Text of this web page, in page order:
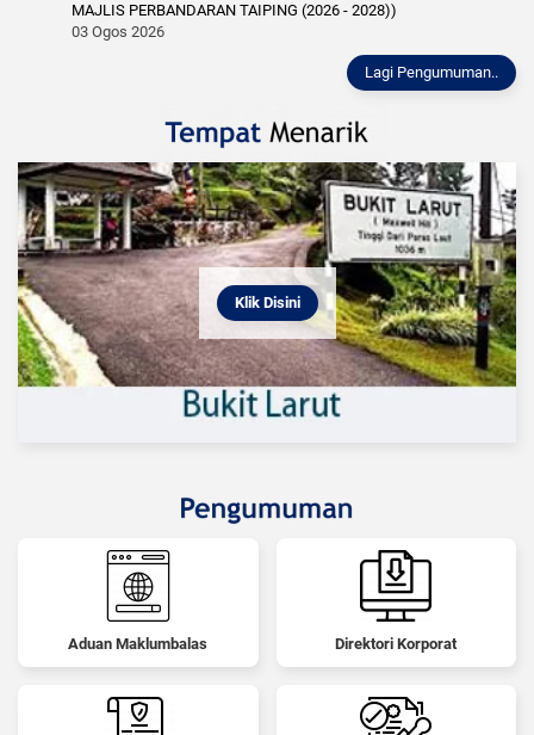
MAJLIS PERBANDARAN TAIPING (2026 - 2028))
03 Ogos 2026
Lagi Pengumuman..
Klik Disini
Aduan Maklumbalas Direktori Korporat